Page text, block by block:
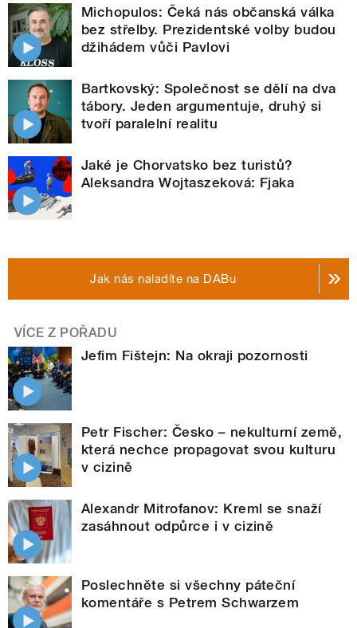
Michopulos: Čeká nás občanská válka
bez střelby. Prezidentské volby budou
džihádem vůči Pavlovi
Bartkovský: Společnost se dělí na dva
tábory. Jeden argumentuje, druhý si
tvoří paralelní realitu
Jaké je Chorvatsko bez turistů?
Aleksandra Wojtaszeková: Fjaka
Jak nás naladíte na DABu
VÍCE Z POŘADU
Jefim Fištejn: Na okraji pozornosti
Petr Fischer: Česko – nekulturní země,
která nechce propagovat svou kulturu
v cizině
Alexandr Mitrofanov: Kreml se snaží
zasáhnout odpůrce i v cizině
Poslechněte si všechny páteční
komentáře s Petrem Schwarzem